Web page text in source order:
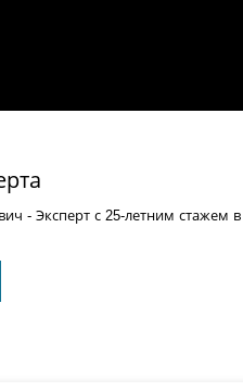
- Эксперт с 25-летним стажем